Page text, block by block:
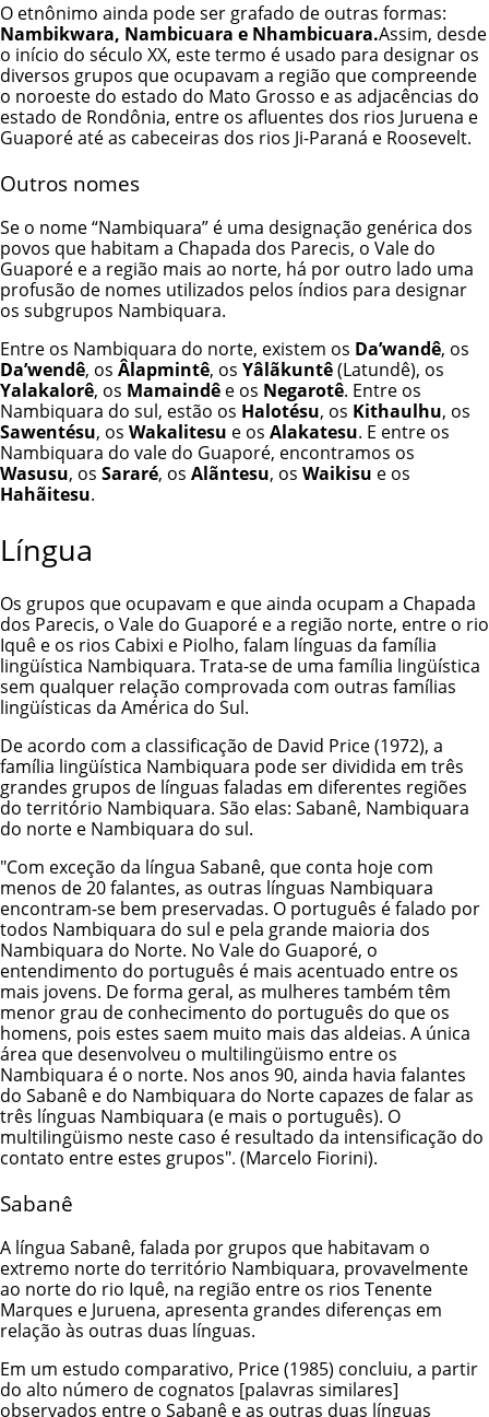
O etnônimo ainda pode ser grafado de outras formas:
Nambikwara, Nambicuara e Nhambicuara.Assim, desde
o início do século XX, este termo é usado para designar os
diversos grupos que ocupavam a região que compreende
o noroeste do estado do Mato Grosso e as adjacências do
estado de Rondônia, entre os afluentes dos rios Juruena e
Guaporé até as cabeceiras dos rios Ji-Paraná e Roosevelt.
Outros nomes
Se o nome “Nambiquara” é uma designação genérica dos
povos que habitam a Chapada dos Parecis, o Vale do
Guaporé e a região mais ao norte, há por outro lado uma
profusão de nomes utilizados pelos índios para designar
os subgrupos Nambiquara.
Entre os Nambiquara do norte, existem os Da’wandê, os
Da’wendê, os Âlapmintê, os Yâlãkuntê(Latundê), os
Yalakalorê, os Mamaindê e os Negarotê. Entre os
Nambiquara do sul, estão os Halotésu, os Kithaulhu, os
Sawentésu, os Wakalitesu e os Alakatesu. E entre os
Nambiquara do vale do Guaporé, encontramos os
Wasusu, os Sararé, os Alãntesu, os Waikisu e os
Hahãitesu.
Língua
Os grupos que ocupavam e que ainda ocupam a Chapada
dos Parecis, o Vale do Guaporé e a região norte, entre o rio
Iquê e os rios Cabixi e Piolho, falam línguas da família
lingüística Nambiquara. Trata-se de uma família lingüística
sem qualquer relação comprovada com outras famílias
lingüísticas da América do Sul.
De acordo com a classificação de David Price (1972), a
família lingüística Nambiquara pode ser dividida em três
grandes grupos de línguas faladas em diferentes regiões
do território Nambiquara. São elas: Sabanê, Nambiquara
do norte e Nambiquara do sul.
"Com exceção da língua Sabanê, que conta hoje com
menos de 20 falantes, as outras línguas Nambiquara
encontram-se bem preservadas. O português é falado por
todos Nambiquara do sul e pela grande maioria dos
Nambiquara do Norte. No Vale do Guaporé, o
entendimento do português é mais acentuado entre os
mais jovens. De forma geral, as mulheres também têm
menor grau de conhecimento do português do que os
homens, pois estes saem muito mais das aldeias. A única
área que desenvolveu o multilingüismo entre os
Nambiquara é o norte. Nos anos 90, ainda havia falantes
do Sabanê e do Nambiquara do Norte capazes de falar as
três línguas Nambiquara (e mais o português). O
multilingüismo neste caso é resultado da intensificação do
contato entre estes grupos". (Marcelo Fiorini).
Sabanê
A língua Sabanê, falada por grupos que habitavam o
extremo norte do território Nambiquara, provavelmente
ao norte do rio Iquê, na região entre os rios Tenente
Marques e Juruena, apresenta grandes diferenças em
relação às outras duas línguas.
Em um estudo comparativo, Price (1985) concluiu, a partir
do alto número de cognatos [palavras similares]
observados entre o Sabanê e as outras duas línguas